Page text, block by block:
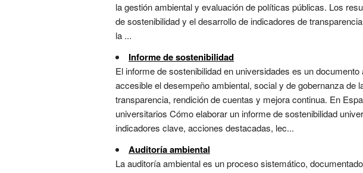
la gestión ambiental y evaluación de políticas públicas. Los
de sostenibilidad y el desarrollo de indicadores de
la ...
Informe de sostenibilidad
El informe de sostenibilidad en universidades es un
accesible el desempeño ambiental, social y de gobernanza
transparencia, rendición de cuentas y mejora continua. En
universitarios Cómo elaborar un informe de sostenibilidad
indicadores clave, acciones destacadas, lec...
Auditoría ambiental
La auditoría ambiental es un proceso sistemático,